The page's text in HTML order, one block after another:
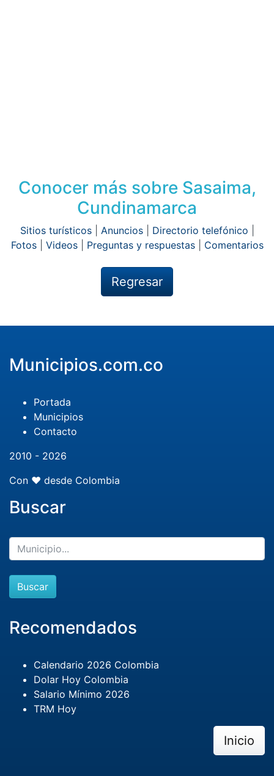
Conocer más sobre Sasaima,
Cundinamarca
Sitios turísticos| Anuncios| Directorio telefónico
Fotos| Videos| Preguntas y respuestas| Comentarios
Regresar
Municipios.com.co
Portada
Municipios
Contacto
2010 - 2026
Con ❤️ desde Colombia
Buscar
Buscar
Recomendados
Calendario 2026 Colombia
Dolar Hoy Colombia
Salario Mínimo 2026
TRM Hoy
Inicio